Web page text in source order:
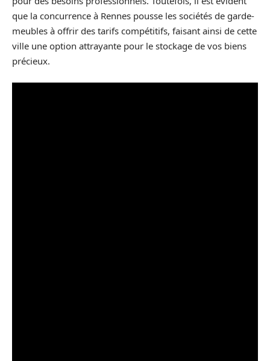
que la concurrence à Rennes pousse les sociétés de garde-
meubles à offrir des tarifs compétitifs, faisant ainsi de cette
ville une option attrayante pour le stockage de vos biens
précieux.